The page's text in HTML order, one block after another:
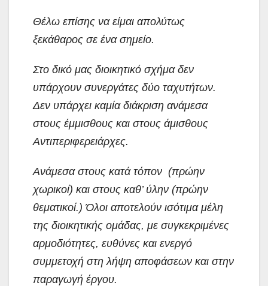
Θέλω επίσης να είμαι απολύτως
ξεκάθαρος σε ένα σημείο.
Στο δικό μας διοικητικό σχήμα δεν
υπάρχουν συνεργάτες δύο ταχυτήτων.
Δεν υπάρχει καμία διάκριση ανάμεσα
στους έμμισθους και στους άμισθους
Αντιπεριφερειάρχες.
Ανάμεσα στους κατά τόπον (πρώην
χωρικοί) και στους καθ’ ύλην (πρώην
θεματικοί.) Όλοι αποτελούν ισότιμα μέλη
της διοικητικής ομάδας, με συγκεκριμένες
αρμοδιότητες, ευθύνες και ενεργό
συμμετοχή στη λήψη αποφάσεων και στην
παραγωγή έργου.